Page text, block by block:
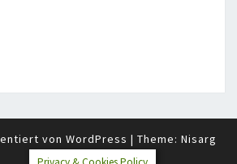
von WordPress | Theme: Nisarg